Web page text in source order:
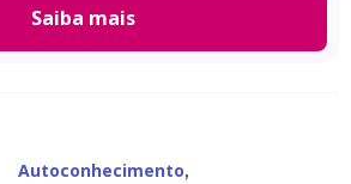
Saiba mais
Autoconhecimento,